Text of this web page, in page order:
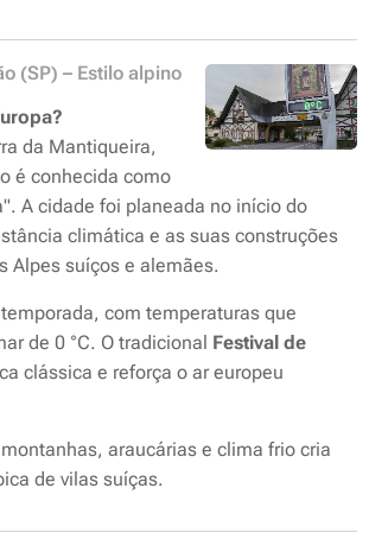
(SP) – Estilo alpino
da Mantiqueira,
é conhecida como
A cidade foi planeada no início do
climática e as suas construções
Alpes suíços e alemães.
com temperaturas que
de 0 °C. O tradicional Festival de
clássica e reforça o ar europeu
araucárias e clima frio cria
de vilas suíças.